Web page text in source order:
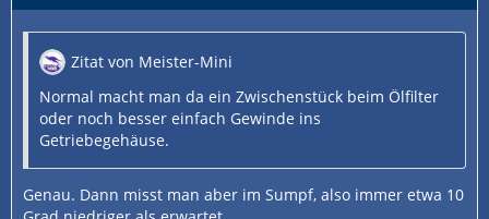
Zitat von Meister-Mini
Normal macht man da ein Zwischenstück beim Ölfilter
oder noch besser einfach Gewinde ins
Getriebegehäuse.
Genau. Dann misst man aber im Sumpf, also immer etwa 10